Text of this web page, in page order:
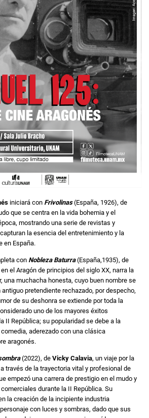
iniciará con Frivolinas(España, 1926), de
que se centra en la vida bohemia y el
mostrando una serie de revistas y
la esencia del entretenimiento y la
en España.
con Nobleza Baturra(España,1935), de
el Aragón de principios del siglo XX, narra la
una muchacha honesta, cuyo buen nombre se
pretendiente rechazado, por despecho,
de su deshonra se extiende por toda la
uno de los mayores éxitos
II República; su popularidad se debe a la
aderezado con una clásica
aragonés.
(2022), de Vicky Calavia, un viaje por la
través de la trayectoria vital y profesional de
empezó una carrera de prestigio en el mudo y
durante la II República. Su
la creación de la incipiente industria
con luces y sombras, dado que sus